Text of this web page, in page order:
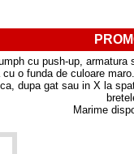
cu push-up,
o funda de culoare
dupa gat sau in X la
Marime